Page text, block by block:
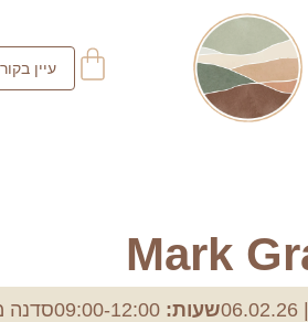
עיין
Mark
שעות: סדנה